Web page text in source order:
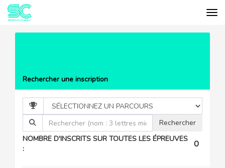
Rechercher une inscription
NOMBRE D'INSCRITS SUR TOUTES LES ÉPREUVES
:
0